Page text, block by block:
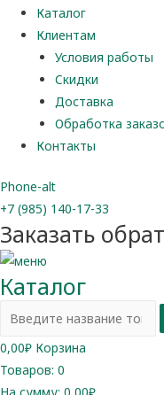
Каталог
Клиентам
Условия работы
Скидки
Доставка
Обработка
Контакты
Phone-alt
+7 (985) 140-17-33
Заказать
Каталог
0,00₽ Корзина
Товаров: 0